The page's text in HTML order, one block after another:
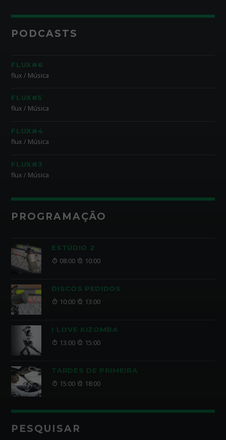
PODCASTS
FLUX#6
flux / Música
FLUX#5
flux / Música
FLUX#4
flux / Música
FLUX#3
flux / Música
PROGRAMAÇÃO
ESTÚDIO 2
08:00 10:00
DISCOS PEDIDOS
10:00 13:00
I LOVE KIZOMBA
13:00 15:00
TARDES DE PRIMEIRA
15:00 18:00
PESQUISAR